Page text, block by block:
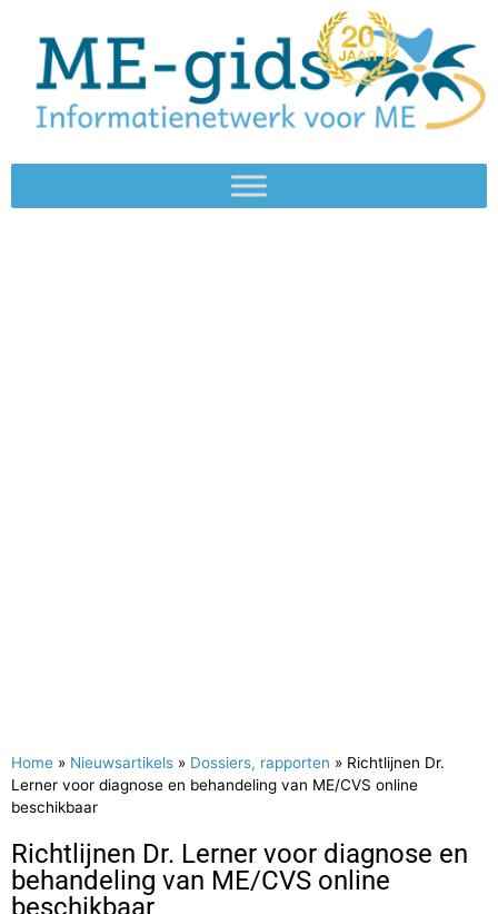
Home » Nieuwsartikels » Dossiers, rapporten » Richtlijnen Dr.
Lerner voor diagnose en behandeling van ME/CVS online
beschikbaar
Richtlijnen Dr. Lerner voor diagnose en
behandeling van ME/CVS online
beschikbaar